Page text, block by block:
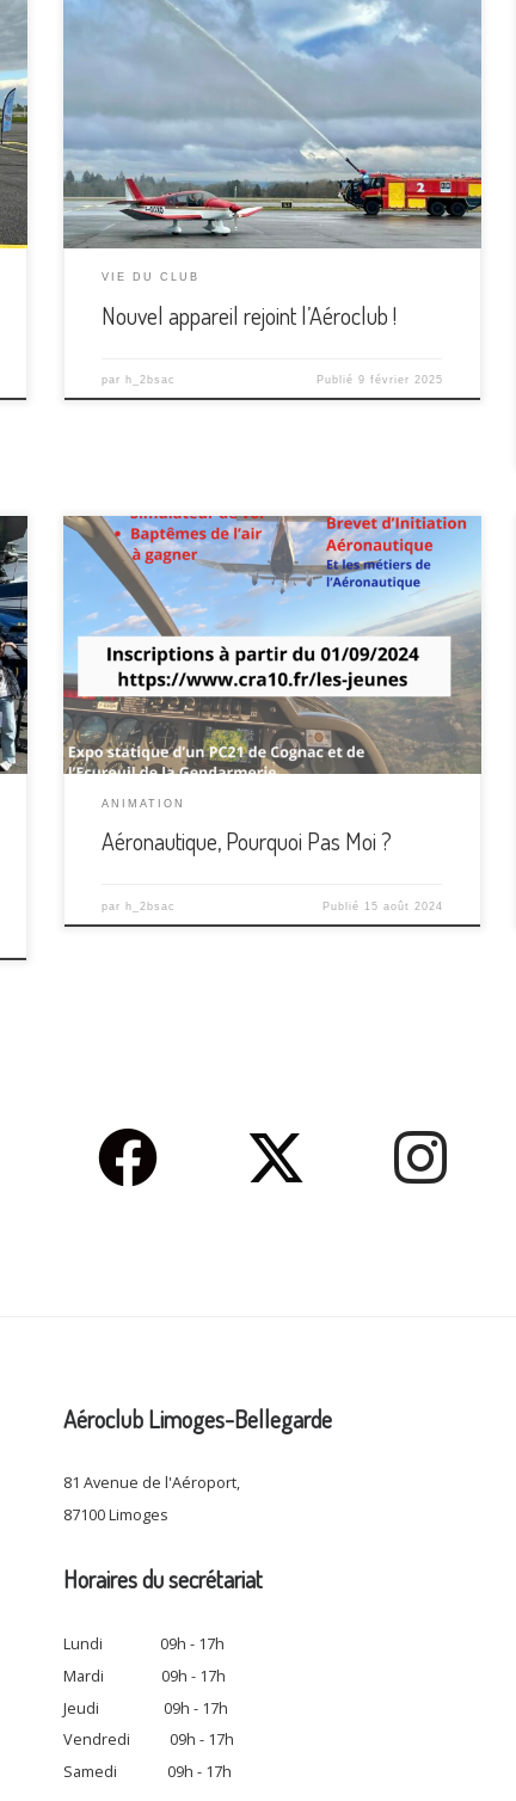
Un nouvel avion, ça se fête! Samedi, c’était la
Chandeleur au club, et l’occasion de baptiser la
dernière acquisition dédiée à l’école et au voyage, le
F-GGXO. Le XO est un très beau DR400 qui vient
renforcer la flotte école en complément du BF son
frère jumeau. L’aéro-club a choisi […]
VIE DU CLUB
Nouvel appareil rejoint l’Aéroclub !
par h_2bsac Publié 9 février 2025
Inspirée par le Comité Régional Aéronautique de la
Nouvelle Aquitaine, cette journée dusamedi
28/09/24 (entrée gratuite) sera ouverte aux
collégiens et lycéens de Limoges et de laHaute-
Vienne (13 – 21 ans) qui souhaitent, approcher d’un
peu plus près le monde del’aéronautique, se
renseigner sur les formations et sur les métiers […]
ANIMATION
Aéronautique, Pourquoi Pas Moi ?
par h_2bsac Publié 15 août 2024
Aéroclub Limoges-Bellegarde
81 Avenue de l'Aéroport,
87100 Limoges
Horaires du secrétariat
Lundi 09h - 17h
Mardi 09h - 17h
Jeudi 09h - 17h
Vendredi 09h - 17h
Samedi 09h - 17h